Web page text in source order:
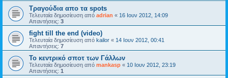
Τραγούδια απο τα spots
Τελευταία δημοσίευση από adrian « 16 Ιουν 2012, 14:09
Απαντήσεις: 3
fight till the end (video)
Τελευταία δημοσίευση από kailor « 14 Ιουν 2012, 00:41
Απαντήσεις: 7
Το κεντρικό σποτ των Γάλλων
Τελευταία δημοσίευση από mankasp « 10 Ιουν 2012, 23:19
Απαντήσεις: 1